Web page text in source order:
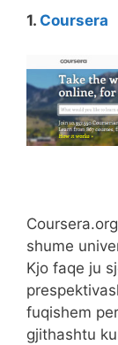
1. Coursera
shume
Kjo faqe ju
fuqishem
gjithashtu